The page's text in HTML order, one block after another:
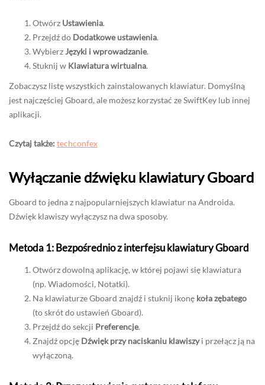
Otwórz Ustawienia.
Przejdź do Dodatkowe ustawienia.
WybierzJęzyki i wprowadzanie.
Stuknij w Klawiatura wirtualna.
Zobaczysz listę wszystkich zainstalowanych klawiatur. Domyślną
jest najczęściej Gboard, ale możesz korzystać ze SwiftKey lub innej
aplikacji.
Czytaj także: techconfex
Wyłączanie dźwięku klawiatury Gboard
Gboard to jedna z najpopularniejszych klawiatur na Androida.
Dźwięk klawiszy wyłączysz na dwa sposoby.
Metoda 1: Bezpośrednio z interfejsu klawiatury Gboard
Otwórz dowolną aplikację, w której pojawi się klawiatura
(np. Wiadomości, Notatki).
Na klawiaturze Gboard znajdź i stuknij ikonę koła zębatego
(to skrót do ustawień Gboard).
Przejdź do sekcji Preferencje.
Znajdź opcję Dźwięk przy naciskaniu klawiszyi przełącz ją na
wyłączoną.